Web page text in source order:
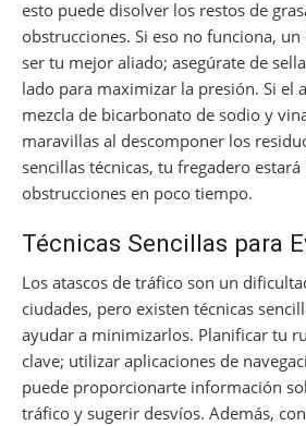
esto puede disolver los restos de
obstrucciones. Si eso no funciona,
ser tu mejor aliado; asegúrate de
lado para maximizar la presión. Si el
mezcla de bicarbonato de sodio y
maravillas al descomponer los
sencillas técnicas, tu fregadero
obstrucciones en poco tiempo.
Técnicas Sencillas para
Los atascos de tráfico son un
ciudades, pero existen técnicas
ayudar a minimizarlos. Planificar tu
clave; utilizar aplicaciones de
puede proporcionarte información
tráfico y sugerir desvíos. Además,